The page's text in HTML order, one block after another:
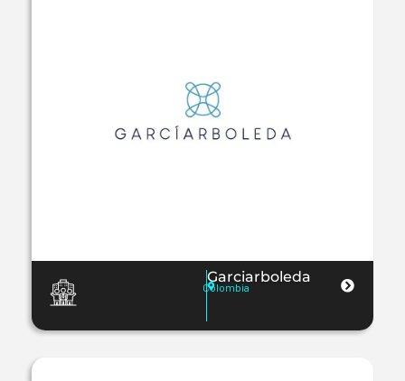
Garciarboleda
Colombia